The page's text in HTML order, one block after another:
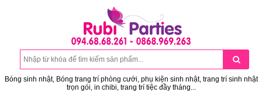
Bóng sinh nhật, Bóng trang trí phòng cưới, phụ kiện sinh nhật, trang trí sinh nhật
trọn gói, in chibi, trang trí tiệc đầy tháng...